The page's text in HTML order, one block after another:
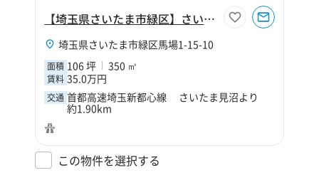
【埼玉県さいたま市緑区】さいたま市緑区馬場1丁目106坪作業所
埼玉県さいたま市緑区馬場1-15-10
面積 106 坪 350 ㎡
賃料 35.0万円
交通 首都高速埼玉新都心線 さいたま見沼より
約1.90km
この物件を選択する